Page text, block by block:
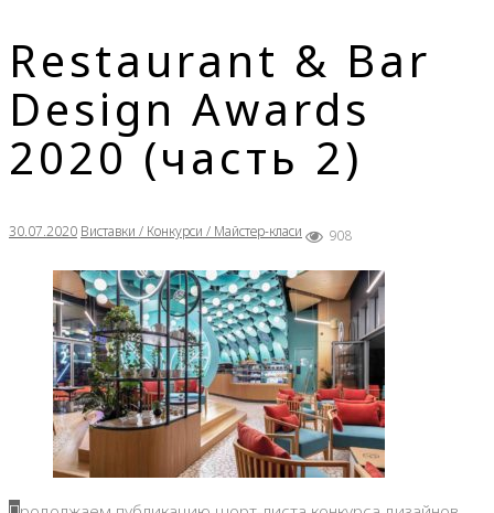
Restaurant & Bar
Design Awards
2020 (часть 2)
30.07.2020 Виставки / Конкурси / Майстер-класи 908